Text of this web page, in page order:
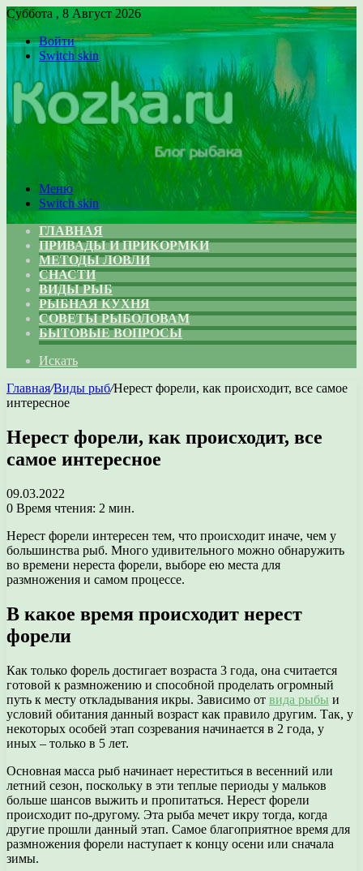
Суббота , 8 Август 2026
Войти
Switch skin
Меню
Switch skin
ГЛАВНАЯ
ПРИВАДЫ И ПРИКОРМКИ
МЕТОДЫ ЛОВЛИ
СНАСТИ
ВИДЫ РЫБ
РЫБНАЯ КУХНЯ
СОВЕТЫ РЫБОЛОВАМ
БЫТОВЫЕ ВОПРОСЫ
Искать
Главная/Виды рыб/Нерест форели, как происходит, все самое
интересное
Нерест форели, как происходит, все
самое интересное
09.03.2022
0 Время чтения: 2 мин.
Нерест форели интересен тем, что происходит иначе, чем у
большинства рыб. Много удивительного можно обнаружить
во времени нереста форели, выборе ею места для
размножения и самом процессе.
В какое время происходит нерест
форели
Как только форель достигает возраста 3 года, она считается
готовой к размножению и способной проделать огромный
путь к месту откладывания икры. Зависимо от вида рыбы и
условий обитания данный возраст как правило другим. Так, у
некоторых особей этап созревания начинается в 2 года, у
иных – только в 5 лет.
Основная масса рыб начинает нереститься в весенний или
летний сезон, поскольку в эти теплые периоды у мальков
больше шансов выжить и пропитаться. Нерест форели
происходит по-другому. Эта рыба мечет икру тогда, когда
другие прошли данный этап. Самое благоприятное время для
размножения форели наступает к концу осени или сначала
зимы.